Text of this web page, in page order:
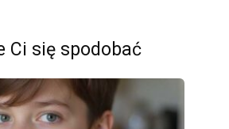
Ci się spodobać